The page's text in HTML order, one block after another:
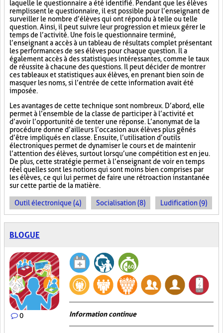
laquelle le questionnaire a été identifié. Pendant que les élèves
remplissent le questionnaire, il est possible pour l’enseignant de
surveiller le nombre d’élèves qui ont répondu à telle ou telle
question. Ainsi, il peut suivre leur progression et mieux gérer le
temps de l’activité. Une fois le questionnaire terminé,
l’enseignant a accès à un tableau de résultats complet présentant
les performances de ses élèves pour chaque question. Il a
également accès à des statistiques intéressantes, comme le taux
de réussite à chacune des questions. Il peut décider de montrer
ces tableaux et statistiques aux élèves, en prenant bien soin de
masquer les noms, si l’entrée de cette information avait été
imposée.
Les avantages de cette technique sont nombreux. D’abord, elle
permet à l’ensemble de la classe de participer à l’activité et
d’avoir l’opportunité de tenter une réponse. L’anonymat de la
procédure donne d’ailleurs l’occasion aux élèves plus gênés
d’être impliqués en classe. Ensuite, l’utilisation d’outils
électroniques permet de dynamiser le cours et de maintenir
l’attention des élèves, surtout lorsqu’une compétition est en jeu.
De plus, cette stratégie permet à l’enseignant de voir en temps
réel quelles sont les notions qui sont moins bien comprises par
les élèves, ce qui lui permet de faire une rétroaction instantanée
sur cette partie de la matière.
Outil électronique (4) Socialisation (8) Ludification (9)
BLOGUE
0 Information continue